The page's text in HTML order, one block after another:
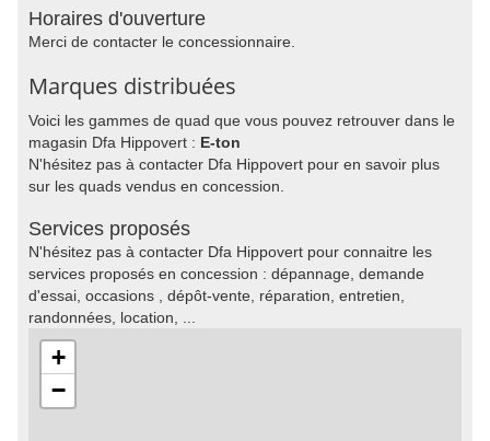
Horaires d'ouverture
Merci de contacter le concessionnaire.
Marques distribuées
Voici les gammes de quad que vous pouvez retrouver dans le
magasin Dfa Hippovert : E-ton
N'hésitez pas à contacter Dfa Hippovert pour en savoir plus
sur les quads vendus en concession.
Services proposés
N'hésitez pas à contacter Dfa Hippovert pour connaitre les
services proposés en concession : dépannage, demande
d'essai, occasions , dépôt-vente, réparation, entretien,
randonnées, location, ...
+
−